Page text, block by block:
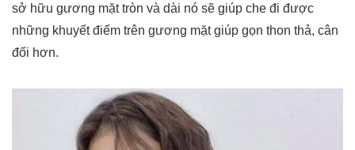
sở hữu gương mặt tròn và dài nó sẽ giúp che đi được
những khuyết điểm trên gương mặt giúp gọn thon thả, cân
đối hơn.